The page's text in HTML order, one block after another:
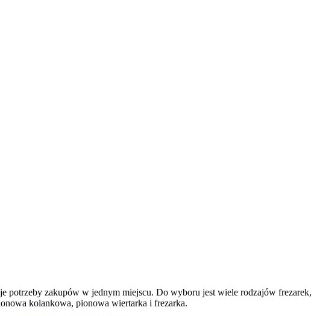
potrzeby zakupów w jednym miejscu. Do wyboru jest wiele rodzajów frezarek,
kolankowa, pionowa wiertarka i frezarka.